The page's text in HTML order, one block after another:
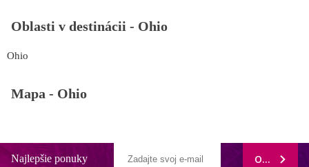
Oblasti v destinácii - Ohio
Ohio
Mapa - Ohio
Najlepšie ponuky ODOBERAŤ